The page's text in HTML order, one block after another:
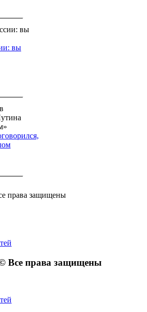
вы
права защищены
Все права защищены